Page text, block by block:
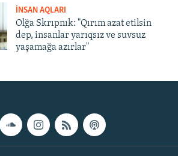
İNSAN AQLARI
Olğa Skrıpnık: "Qırım azat etilsin
dep, insanlar yarıqsız ve suvsuz
yaşamağa azırlar"